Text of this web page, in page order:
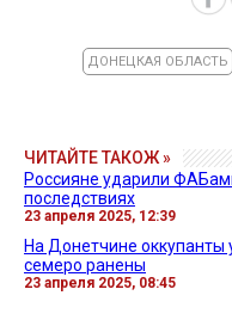
ДОНЕЦКАЯ ОБЛАСТЬ
ЧИТАЙТЕ ТАКОЖ »
Россияне ударили
последствиях
23 апреля 2025, 12:39
На Донетчине оккупанты
семеро ранены
23 апреля 2025, 08:45